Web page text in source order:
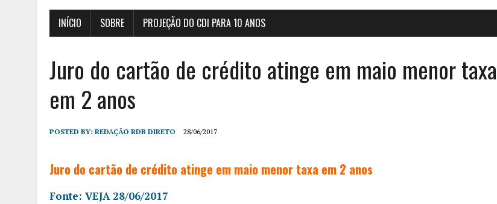
INÍCIO SOBRE PROJEÇÃO DO CDI PARA 10 ANOS
Juro do cartão de crédito atinge em maio menor taxa
em 2 anos
POSTED BY: REDAÇÃO RDB DIRETO 28/06/2017
Juro do cartão de crédito atinge em maio menor taxa em 2 anos
Fonte: VEJA 28/06/2017